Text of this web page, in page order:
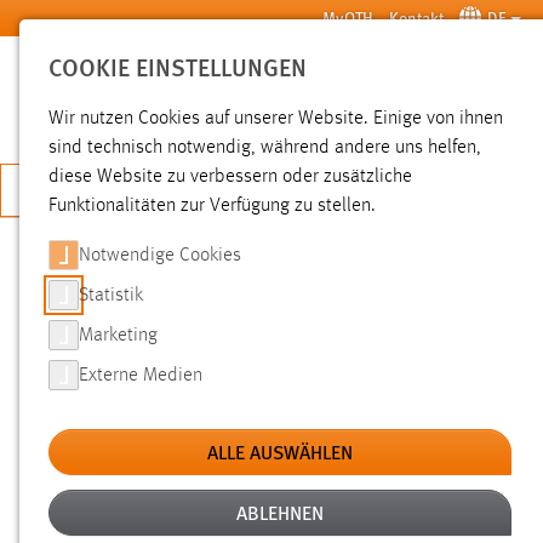
Zum Hauptinhalt springen MyOTH Kontakt DE
SUCHE
JETZT BEWERBEN
Hochschule Aktuelles News der OTH Amberg-Weiden
FACHTAGUNG „LAND SCHAFFT
ENERGIE“ IN REGENSBURG
04.06.2012
Wie die Ländliche Entwicklung die
Gemeinden und kommunalen Allianzen bei
COOKIE EINSTELLUNGEN
Wir nutzen Cookies auf unserer Website. Einige von ihnen
sind technisch notwendig, während andere uns helfen,
diese Website zu verbessern oder zusätzliche
Funktionalitäten zur Verfügung zu stellen.
Notwendige Cookies
Statistik
Marketing
Externe Medien
ALLE AUSWÄHLEN
ABLEHNEN